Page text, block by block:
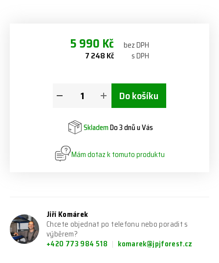
5 990 Kč bez DPH
7 248 Kč s DPH
Do košíku
SklademDo 3 dnů u Vás
Mám dotaz k tomuto produktu
Jiří Komárek
Chcete objednat po telefonu nebo poradit s
výběrem?
+420 773 984 518
komarek@jpjforest.cz